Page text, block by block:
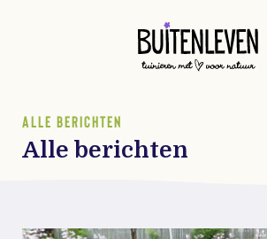
ALLE BERICHTEN
Alle berichten